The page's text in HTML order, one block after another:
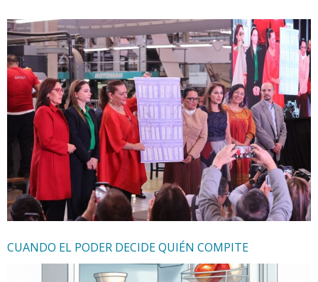
CUANDO EL PODER DECIDE QUIÉN COMPITE
Mario Vázquez Robles
Articulistas